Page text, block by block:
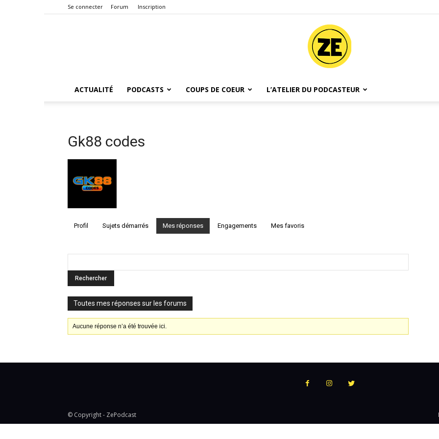
Se connecter Forum Inscription
ACTUALITÉ PODCASTS COUPS DE COEUR L’ATELIER DU PODCASTEUR
Gk88 codes
Profil Sujets démarrés Mes réponses Engagements Mes favoris
Toutes mes réponses sur les forums
Aucune réponse n’a été trouvée ici.
© Copyright - ZePodcast